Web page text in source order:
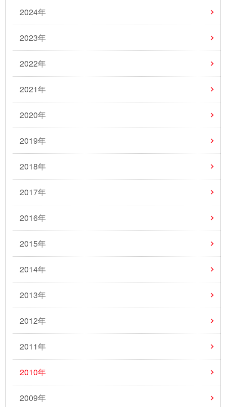
2024年
2023年
2022年
2021年
2020年
2019年
2018年
2017年
2016年
2015年
2014年
2013年
2012年
2011年
2010年
2009年